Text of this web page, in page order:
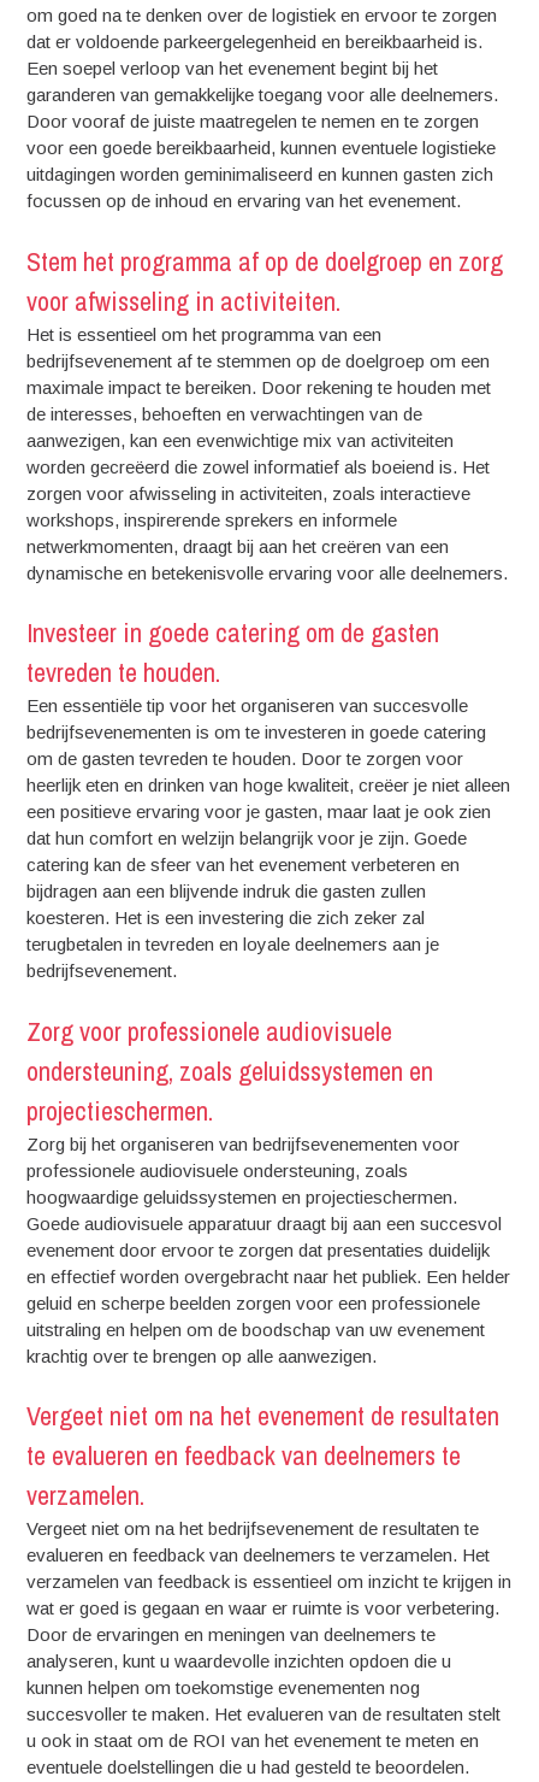
om goed na te denken over de logistiek en ervoor te zorgen
dat er voldoende parkeergelegenheid en bereikbaarheid is.
Een soepel verloop van het evenement begint bij het
garanderen van gemakkelijke toegang voor alle deelnemers.
Door vooraf de juiste maatregelen te nemen en te zorgen
voor een goede bereikbaarheid, kunnen eventuele logistieke
uitdagingen worden geminimaliseerd en kunnen gasten zich
focussen op de inhoud en ervaring van het evenement.
Stem het programma af op de doelgroep en zorg
voor afwisseling in activiteiten.
Het is essentieel om het programma van een
bedrijfsevenement af te stemmen op de doelgroep om een
maximale impact te bereiken. Door rekening te houden met
de interesses, behoeften en verwachtingen van de
aanwezigen, kan een evenwichtige mix van activiteiten
worden gecreëerd die zowel informatief als boeiend is. Het
zorgen voor afwisseling in activiteiten, zoals interactieve
workshops, inspirerende sprekers en informele
netwerkmomenten, draagt bij aan het creëren van een
dynamische en betekenisvolle ervaring voor alle deelnemers.
Investeer in goede catering om de gasten
tevreden te houden.
Een essentiële tip voor het organiseren van succesvolle
bedrijfsevenementen is om te investeren in goede catering
om de gasten tevreden te houden. Door te zorgen voor
heerlijk eten en drinken van hoge kwaliteit, creëer je niet alleen
een positieve ervaring voor je gasten, maar laat je ook zien
dat hun comfort en welzijn belangrijk voor je zijn. Goede
catering kan de sfeer van het evenement verbeteren en
bijdragen aan een blijvende indruk die gasten zullen
koesteren. Het is een investering die zich zeker zal
terugbetalen in tevreden en loyale deelnemers aan je
bedrijfsevenement.
Zorg voor professionele audiovisuele
ondersteuning, zoals geluidssystemen en
projectieschermen.
Zorg bij het organiseren van bedrijfsevenementen voor
professionele audiovisuele ondersteuning, zoals
hoogwaardige geluidssystemen en projectieschermen.
Goede audiovisuele apparatuur draagt bij aan een succesvol
evenement door ervoor te zorgen dat presentaties duidelijk
en effectief worden overgebracht naar het publiek. Een helder
geluid en scherpe beelden zorgen voor een professionele
uitstraling en helpen om de boodschap van uw evenement
krachtig over te brengen op alle aanwezigen.
Vergeet niet om na het evenement de resultaten
te evalueren en feedback van deelnemers te
verzamelen.
Vergeet niet om na het bedrijfsevenement de resultaten te
evalueren en feedback van deelnemers te verzamelen. Het
verzamelen van feedback is essentieel om inzicht te krijgen in
wat er goed is gegaan en waar er ruimte is voor verbetering.
Door de ervaringen en meningen van deelnemers te
analyseren, kunt u waardevolle inzichten opdoen die u
kunnen helpen om toekomstige evenementen nog
succesvoller te maken. Het evalueren van de resultaten stelt
u ook in staat om de ROI van het evenement te meten en
eventuele doelstellingen die u had gesteld te beoordelen.